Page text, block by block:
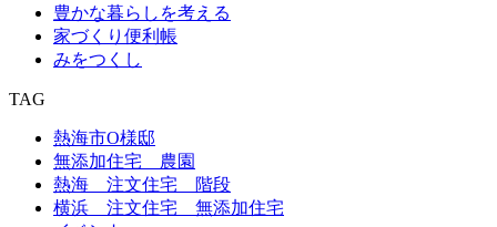
豊かな暮らしを考える
家づくり便利帳
みをつくし
TAG
熱海市O様邸
無添加住宅 農園
熱海 注文住宅 階段
横浜 注文住宅 無添加住宅